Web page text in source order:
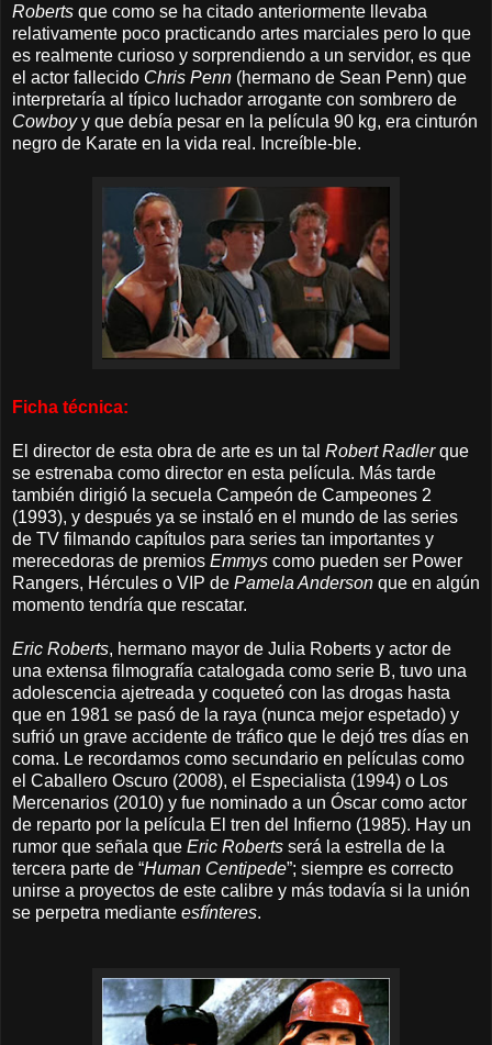
Roberts que como se ha citado anteriormente llevaba
relativamente poco practicando artes marciales pero lo que
es realmente curioso y sorprendiendo a un servidor, es que
el actor fallecido Chris Penn (hermano de Sean Penn) que
interpretaría al típico luchador arrogante con sombrero de
Cowboyy que debía pesar en la película 90 kg, era cinturón
negro de Karate en la vida real. Increíble-ble.
Ficha técnica:
El director de esta obra de arte es un tal Robert Radlerque
se estrenaba como director en esta película. Más tarde
también dirigió la secuela Campeón de Campeones 2
(1993), y después ya se instaló en el mundo de las series
de TV filmando capítulos para series tan importantes y
merecedoras de premios Emmys como pueden ser Power
Rangers, Hércules o VIP de Pamela Anderson que en algún
momento tendría que rescatar.
Eric Roberts, hermano mayor de Julia Roberts y actor de
una extensa filmografía catalogada como serie B, tuvo una
adolescencia ajetreada y coqueteó con las drogas hasta
que en 1981 se pasó de la raya (nunca mejor espetado) y
sufrió un grave accidente de tráfico que le dejó tres días en
coma. Le recordamos como secundario en películas como
el Caballero Oscuro (2008), el Especialista (1994) o Los
Mercenarios (2010) y fue nominado a un Óscar como actor
de reparto por la película El tren del Infierno (1985). Hay un
rumor que señala que Eric Roberts será la estrella de la
tercera parte de “Human Centipede”; siempre es correcto
unirse a proyectos de este calibre y más todavía si la unión
se perpetra mediante esfínteres.